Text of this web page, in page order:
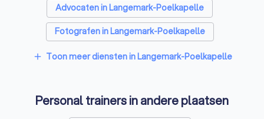
Advocaten in Langemark-Poelkapelle
Fotografen in Langemark-Poelkapelle
Rijscholen in Langemark-Poelkapelle
Architecten in Langemark-Poelkapelle
add Toon meer diensten in Langemark-Poelkapelle
Personal trainers in andere plaatsen